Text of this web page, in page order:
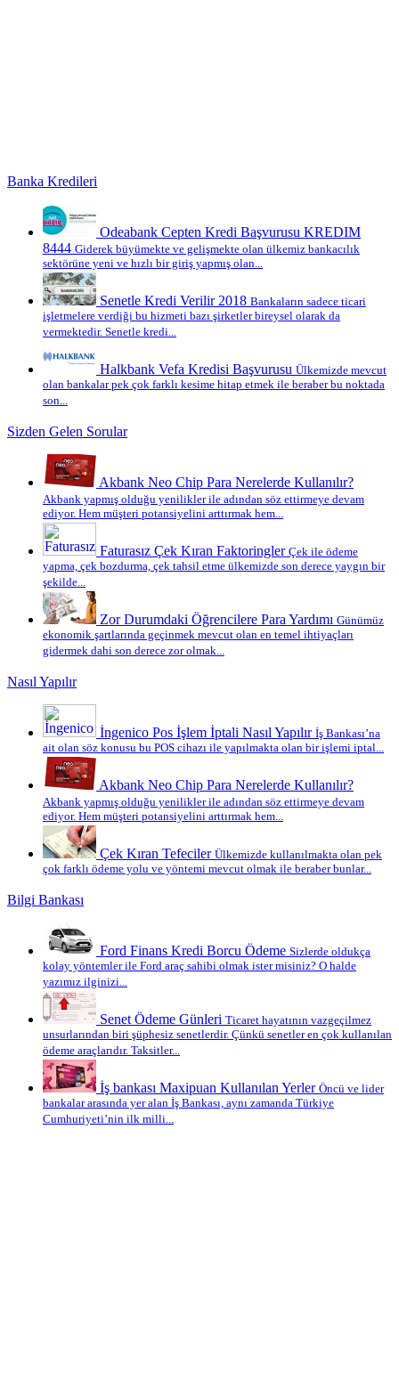
Banka Kredileri
Odeabank Cepten Kredi Başvurusu KREDIM
8444 Giderek büyümekte ve gelişmekte olan ülkemiz bankacılık
sektörüne yeni ve hızlı bir giriş yapmış olan...
Senetle Kredi Verilir 2018 Bankaların sadece ticari
işletmelere verdiği bu hizmeti bazı şirketler bireysel olarak da
vermektedir. Senetle kredi...
Halkbank Vefa Kredisi Başvurusu Ülkemizde mevcut
olan bankalar pek çok farklı kesime hitap etmek ile beraber bu noktada
son...
Sizden Gelen Sorular
Akbank Neo Chip Para Nerelerde Kullanılır?
Akbank yapmış olduğu yenilikler ile adından söz ettirmeye devam
ediyor. Hem müşteri potansiyelini arttırmak hem...
Faturasız Çek Kıran Faktoringler Çek ile ödeme
yapma, çek bozdurma, çek tahsil etme ülkemizde son derece yaygın bir
şekilde...
Zor Durumdaki Öğrencilere Para Yardımı Günümüz
ekonomik şartlarında geçinmek mevcut olan en temel ihtiyaçları
gidermek dahi son derece zor olmak...
Nasıl Yapılır
İngenico Pos İşlem İptali Nasıl Yapılır İş Bankası’na
ait olan söz konusu bu POS cihazı ile yapılmakta olan bir işlemi iptal...
Akbank Neo Chip Para Nerelerde Kullanılır?
Akbank yapmış olduğu yenilikler ile adından söz ettirmeye devam
ediyor. Hem müşteri potansiyelini arttırmak hem...
Çek Kıran Tefeciler Ülkemizde kullanılmakta olan pek
çok farklı ödeme yolu ve yöntemi mevcut olmak ile beraber bunlar...
Bilgi Bankası
Ford Finans Kredi Borcu Ödeme Sizlerde oldukça
kolay yöntemler ile Ford araç sahibi olmak ister misiniz? O halde
yazımız ilginizi...
Senet Ödeme Günleri Ticaret hayatının vazgeçilmez
unsurlarından biri şüphesiz senetlerdir. Çünkü senetler en çok kullanılan
ödeme araçlarıdır. Taksitler...
İş bankası Maxipuan Kullanılan Yerler Öncü ve lider
bankalar arasında yer alan İş Bankası, aynı zamanda Türkiye
Cumhuriyeti’nin ilk milli...